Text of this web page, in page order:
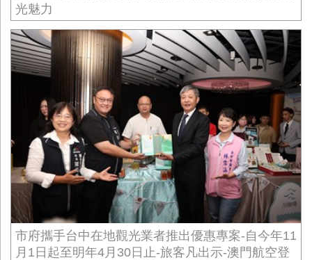
光魅力
市府攜手台中在地觀光業者推出優惠專案-自今年11
月1日起至明年4月30日止-旅客凡出示-澳門航空登